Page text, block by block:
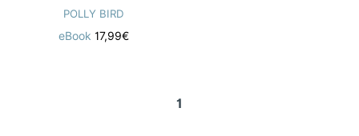
POLLY BIRD
eBook 17,99€
1